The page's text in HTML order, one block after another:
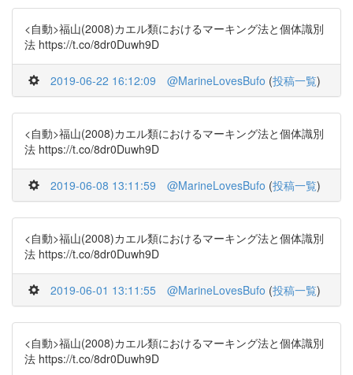
<自動>福山(2008)カエル類におけるマーキング法と個体識別
法 https://t.co/8dr0Duwh9D
2019-06-22 16:12:09 @MarineLovesBufo (投稿一覧)
<自動>福山(2008)カエル類におけるマーキング法と個体識別
法 https://t.co/8dr0Duwh9D
2019-06-08 13:11:59 @MarineLovesBufo (投稿一覧)
<自動>福山(2008)カエル類におけるマーキング法と個体識別
法 https://t.co/8dr0Duwh9D
2019-06-01 13:11:55 @MarineLovesBufo (投稿一覧)
<自動>福山(2008)カエル類におけるマーキング法と個体識別
法 https://t.co/8dr0Duwh9D